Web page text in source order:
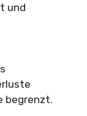
und
begrenzt.